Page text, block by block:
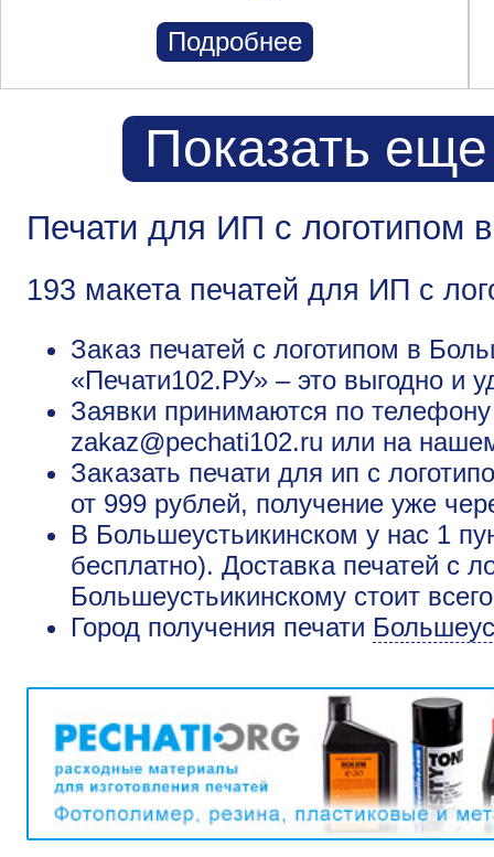
Подробнее
Показать
Печати для ИП с логотипом
193 макета печатей для ИП с
Заказ печатей с логотипом в
«Печати102.РУ» – это выгодно и
Заявки принимаются по
zakaz@pechati102.ru или на
Заказать печати для ип с
от 999 рублей, получение уже
В Большеустьикинском у нас 1
бесплатно). Доставка печатей с
Большеустьикинскому стоит
Город получения печати